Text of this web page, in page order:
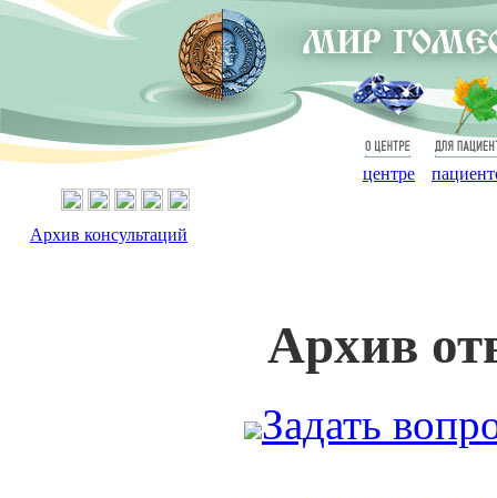
О
центре
Для
Архив
Задать
Архив консультаций